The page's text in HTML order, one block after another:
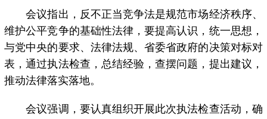
会议指出，反不正当竞争法是规范市场经济秩序、
维护公平竞争的基础性法律，要提高认识，统一思想，
与党中央的要求、法律法规、省委省政府的决策对标对
表，通过执法检查，总结经验，查摆问题，提出建议，
推动法律落实落地。
会议强调，要认真组织开展此次执法检查活动，确